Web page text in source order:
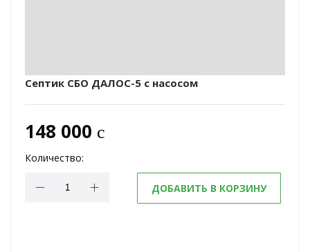
Септик СБО ДАЛОС-5 с насосом
148 000 c
Количество:
ДОБАВИТЬ В КОРЗИНУ